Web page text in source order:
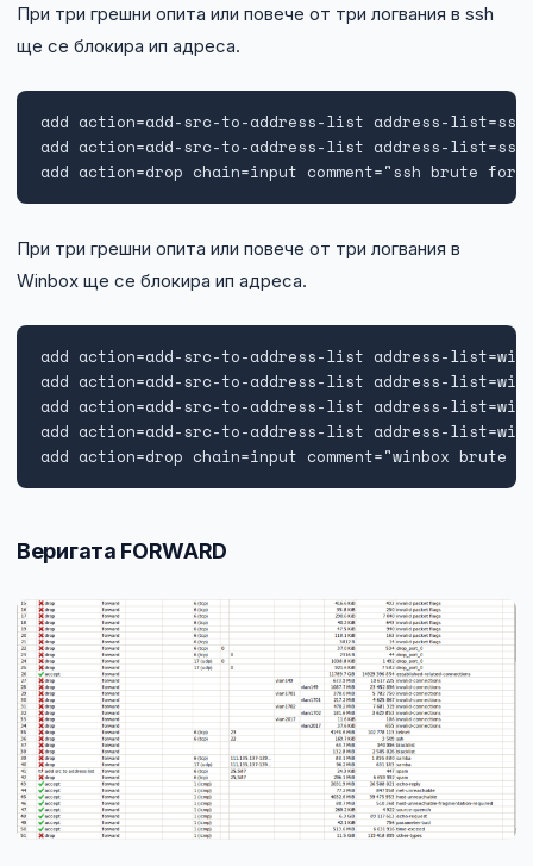
При три грешни опита или повече от три логвания в ssh
ще се блокира ип адреса.
add action=add-src-to-address-list address-
add action=add-src-to-address-list address-
add action=drop chain=input comment="ssh brute
При три грешни опита или повече от три логвания в
Winbox ще се блокира ип адреса.
add action=add-src-to-address-list address-
add action=add-src-to-address-list address-
add action=add-src-to-address-list address-
add action=add-src-to-address-list address-
add action=drop chain=input comment="winbox
Веригата FORWARD